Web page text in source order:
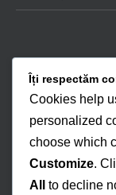
Îți respectăm
Cookies help
personalized
choose which
Customize.
All
to decline